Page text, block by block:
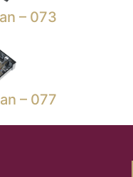
– 073
– 077